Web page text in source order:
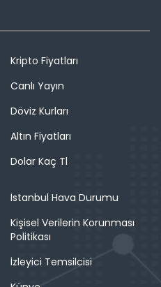
Kripto Fiyatları
Canlı Yayın
Döviz Kurları
Altın Fiyatları
Dolar Kaç Tl
İstanbul Hava Durumu
Kişisel Verilerin Korunması
Politikası
İzleyici Temsilcisi